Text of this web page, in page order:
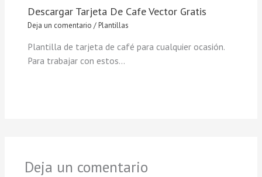
Descargar Tarjeta De Cafe Vector Gratis
Deja un comentario /Plantillas
Plantilla de tarjeta de café para cualquier ocasión.
Para trabajar con estos…
Deja un comentario